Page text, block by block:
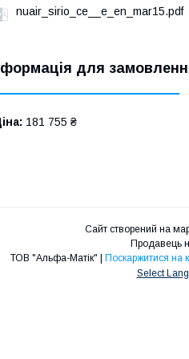
nuair_sirio_ce__e_en_mar15.pdf
для
181 755 ₴
Сайт створений на
Продавець
ТОВ "Альфа-Матік" | Поскаржитися на
Select